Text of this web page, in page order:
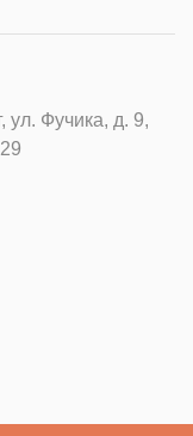
, ул. Фучика, д. 9,